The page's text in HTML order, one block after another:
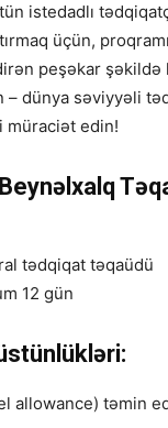
istedadlı
üçün,
peşəkar
– dünya səviyyəli
müraciət edin!
tədqiqat təqaüdü
12 gün
allowance) təmin